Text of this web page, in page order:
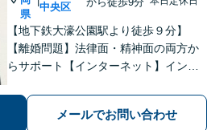
県
中央区
【地下鉄大濠公園駅より徒歩９分】
【離婚問題】法律面・精神面の両方か
らサポート【インターネット】インス
決実績多数【休日面談可】【子連れ相
談可】【初回面談無料】
メールでお問い合わせ